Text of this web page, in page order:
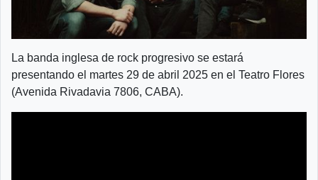
La banda inglesa de rock progresivo se estará
presentando el martes 29 de abril 2025 en el Teatro Flores
(Avenida Rivadavia 7806, CABA).